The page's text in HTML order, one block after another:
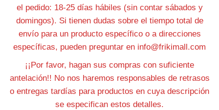
el pedido: 18-25 días hábiles (sin contar sábados y
domingos). Si tienen dudas sobre el tiempo total de
envío para un producto específico o a direcciones
específicas, pueden preguntar en info@frikimall.com
¡¡Por favor, hagan sus compras con suficiente
antelación!! No nos haremos responsables de retrasos
o entregas tardías para productos en cuya descripción
se especifican estos detalles.